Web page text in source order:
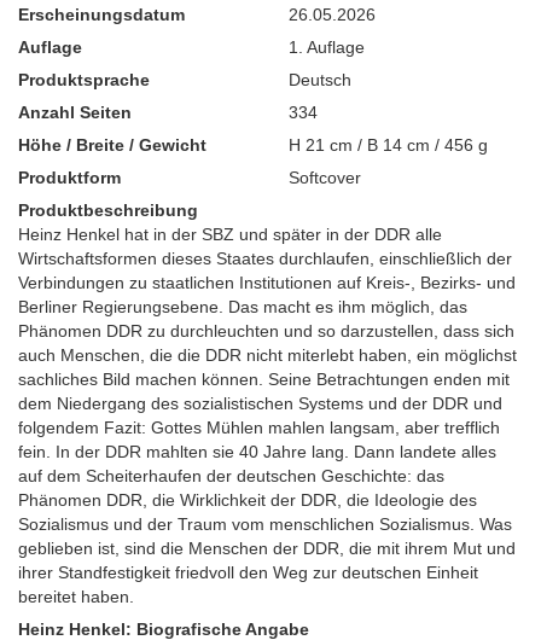
Erscheinungsdatum
26.05.2026
Auflage
1. Auflage
Produktsprache
Deutsch
Anzahl Seiten
334
Höhe / Breite / Gewicht
H 21 cm / B 14 cm / 456 g
Produktform
Softcover
Produktbeschreibung
Heinz Henkel hat in der SBZ und später in der DDR alle
Wirtschaftsformen dieses Staates durchlaufen, einschließlich der
Verbindungen zu staatlichen Institutionen auf Kreis-, Bezirks- und
Berliner Regierungsebene. Das macht es ihm möglich, das
Phänomen DDR zu durchleuchten und so darzu­stellen, dass sich
auch Menschen, die die DDR nicht miterlebt haben, ein möglichst
sachliches Bild machen können. Seine Betrachtungen enden mit
dem Niedergang des sozialistischen Systems und der DDR und
folgendem Fazit: Gottes Mühlen mahlen langsam, aber trefflich
fein. In der DDR mahlten sie 40 Jahre lang. Dann landete alles
auf dem Scheiterhaufen der deutschen Geschichte: das
Phänomen DDR, die Wirklichkeit der DDR, die Ideologie des
Sozialismus und der Traum vom menschlichen Sozialismus. Was
geblieben ist, sind die Menschen der DDR, die mit ihrem Mut und
ihrer Standfestigkeit friedvoll den Weg zur deutschen Einheit
bereitet haben.
Heinz Henkel: Biografische Angabe